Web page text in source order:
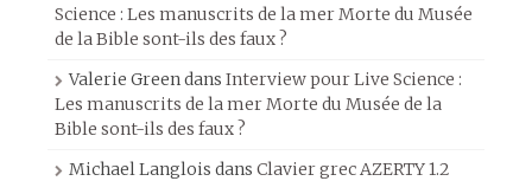
Science : Les manuscrits de la mer Morte du Musée
de la Bible sont-ils des faux ?
Valerie Greendans Interview pour Live Science :
Les manuscrits de la mer Morte du Musée de la
Bible sont-ils des faux ?
Michael Langlois dans Clavier grec AZERTY 1.2